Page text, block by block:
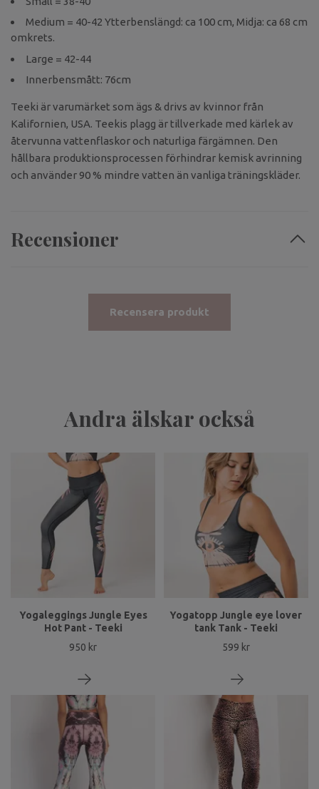
Medium = 40-42 Ytterbenslängd: ca 100 cm, Midja: ca 68 cm
omkrets.
Large = 42-44
Innerbensmått: 76cm
Teeki är varumärket som ägs & drivs av kvinnor från
Kalifornien, USA. Teekis plagg är tillverkade med kärlek av
återvunna vattenflaskor och naturliga färgämnen. Den
hållbara produktionsprocessen förhindrar kemisk avrinning
och använder 90 % mindre vatten än vanliga träningskläder.
Recensioner
Recensera produkt
Andra älskar också
Yogaleggings Jungle Eyes
Hot Pant - Teeki
950 kr
Yogatopp Jungle eye lover
tank Tank - Teeki
599 kr